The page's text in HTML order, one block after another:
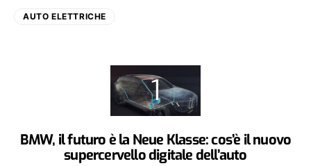
AUTO ELETTRICHE
BMW, il futuro è la Neue Klasse: cos’è il nuovo
supercervello digitale dell’auto